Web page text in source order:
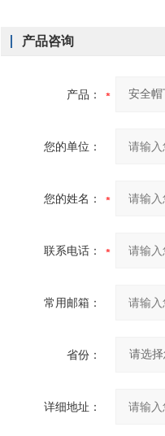
产品咨询
产品：
您的单位：
您的姓名：
联系电话：
常用邮箱：
省份：
详细地址：